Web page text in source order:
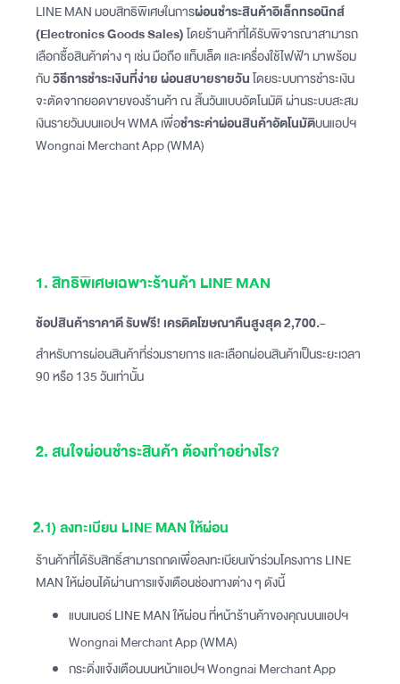
LINE MAN มอบสิทธิพิเศษในการผ่อนชำระสินค้าอิเล็กทรอนิกส์
(Electronics Goods Sales)โดยร้านค้าที่ได้รับพิจารณาสามารถ
เลือกซื้อสินค้าต่าง ๆ เช่น มือถือ แท็บเล็ต และเครื่องใช้ไฟฟ้า มาพร้อม
กับวิธีการชำระเงินที่ง่าย ผ่อนสบายรายวันโดยระบบการชำระเงิน
จะตัดจากยอดขายของร้านค้า ณ สิ้นวันแบบอัตโนมัติ ผ่านระบบสะสม
เงินรายวันบนแอปฯ WMA เพื่อชำระค่าผ่อนสินค้าอัตโนมัติบนแอปฯ
Wongnai Merchant App (WMA)
1. สิทธิพิเศษเฉพาะร้านค้า LINE MAN
ช้อปสินค้าราคาดี รับฟรี! เครดิตโฆษณาคืนสูงสุด 2,700.-
สำหรับการผ่อนสินค้าที่ร่วมรายการ และเลือกผ่อนสินค้าเป็นระยะเวลา
90 หรือ 135 วันเท่านั้น
2. สนใจผ่อนชำระสินค้า ต้องทำอย่างไร?
2.1) ลงทะเบียน LINE MAN ให้ผ่อน
ร้านค้าที่ได้รับสิทธิ์สามารถกดเพื่อลงทะเบียนเข้าร่วมโครงการ LINE
MAN ให้ผ่อนได้ผ่านการแจ้งเตือนช่องทางต่าง ๆ ดังนี้
แบนเนอร์ LINE MAN ให้ผ่อน ที่หน้าร้านค้าของคุณบนแอปฯ
Wongnai Merchant App (WMA)
กระดิ่งแจ้งเตือนบนหน้าแอปฯ Wongnai Merchant App